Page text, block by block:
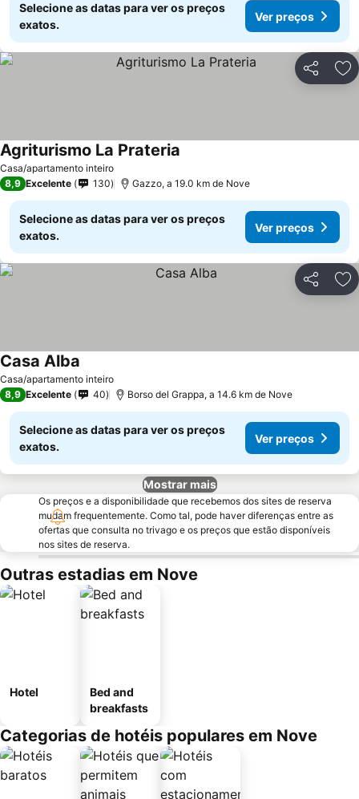
Selecione as datas para ver os preços
exatos.
Ver preços
Partilhar
Casa/apartamento inteiro
Agriturismo La Prateria
8,9 Excelente 130 Gazzo, a 19.0 km de Nove
Selecione as datas para ver os preços
exatos.
Ver preços
Partilhar
Casa/apartamento inteiro
Casa Alba
8,9 Excelente 40 Borso del Grappa, a 14.6 km de Nove
Selecione as datas para ver os preços
exatos.
Ver preços
Mostrar mais
Os preços e a disponibilidade que recebemos dos sites de reserva
mudam frequentemente. Como tal, pode haver diferenças entre as
ofertas que consulta no trivago e os preços que estão disponíveis
nos sites de reserva.
Outras estadias em Nove
Hotel
Bed and
breakfasts
Categorias de hotéis populares em Nove